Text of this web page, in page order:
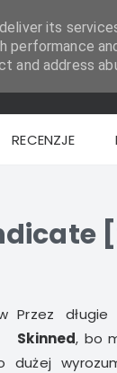
RECENZJE
Przez
Skinned, bo
its
performance
and address